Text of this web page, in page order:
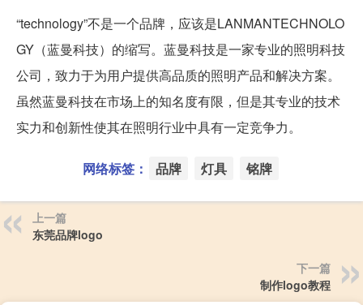
“technology”不是一个品牌，应该是LANMANTECHNOLO
GY（蓝曼科技）的缩写。蓝曼科技是一家专业的照明科技
公司，致力于为用户提供高品质的照明产品和解决方案。
虽然蓝曼科技在市场上的知名度有限，但是其专业的技术
实力和创新性使其在照明行业中具有一定竞争力。
网络标签： 品牌 灯具 铭牌
上一篇
东莞品牌logo
下一篇
制作logo教程